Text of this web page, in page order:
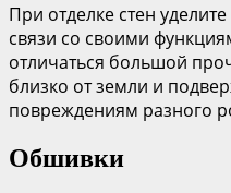
При отделке стен
связи со своими
отличаться большой
близко от земли и
повреждениям разного
Обшивки